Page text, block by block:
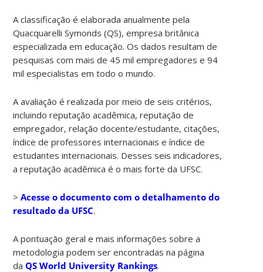
A classificação é elaborada anualmente pela
Quacquarelli Symonds (QS), empresa britânica
especializada em educação. Os dados resultam de
pesquisas com mais de 45 mil empregadores e 94
mil especialistas em todo o mundo.
A avaliação é realizada por meio de seis critérios,
incluindo reputação acadêmica, reputação de
empregador, relação docente/estudante, citações,
índice de professores internacionais e índice de
estudantes internacionais. Desses seis indicadores,
a reputação acadêmica é o mais forte da UFSC.
>Acesse o documento com o detalhamento do
resultado da UFSC.
A pontuação geral e mais informações sobre a
metodologia podem ser encontradas na página
daQS World University Rankings.